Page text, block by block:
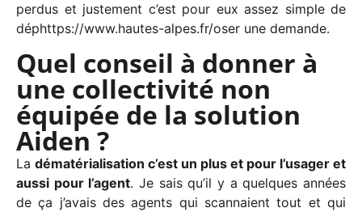
perdus et justement c’est pour eux assez simple de
déphttps://www.hautes-alpes.fr/oser une demande.
Quel conseil à donner à
une collectivité non
équipée de la solution
Aiden ?
La dématérialisation c’est un plus et pour l’usager et
aussi pour l’agent. Je sais qu’il y a quelques années
de ça j’avais des agents qui scannaient tout et qui